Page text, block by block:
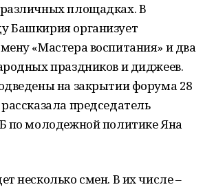
площадках. В
Башкирия организует
«Мастера воспитания» и два
праздников и диджеев.
на закрытии форума 28
председатель
по молодежной политике Яна
несколько смен. В их числе –